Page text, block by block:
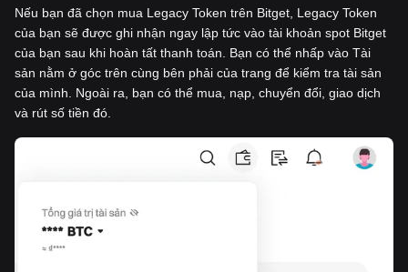
Nếu bạn đã chọn mua Legacy Token trên Bitget, Legacy Token
của bạn sẽ được ghi nhận ngay lập tức vào tài khoản spot Bitget
của bạn sau khi hoàn tất thanh toán. Bạn có thể nhấp vào Tài
sản nằm ở góc trên cùng bên phải của trang để kiểm tra tài sản
của mình. Ngoài ra, bạn có thể mua, nạp, chuyển đổi, giao dịch
và rút số tiền đó.